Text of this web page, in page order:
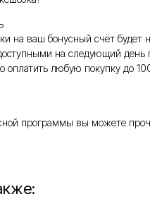
на ваш бонусный счёт будет
на следующий день
любую покупку до
программы вы можете